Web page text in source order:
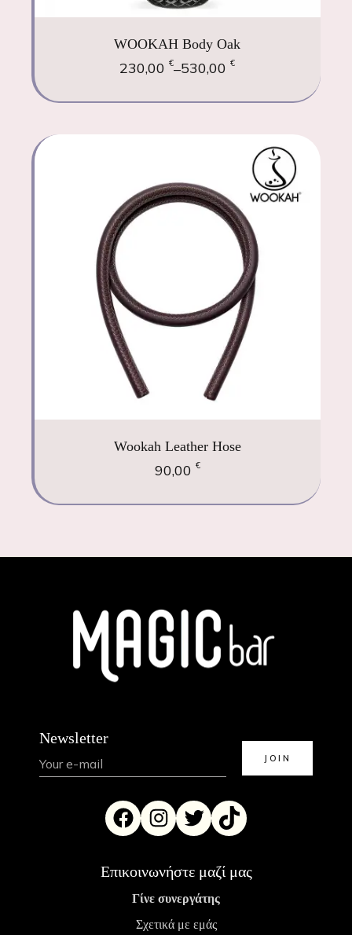
WOOKAH Body Oak
230,00€–530,00€
Wookah Leather Hose
90,00 €
Newsletter
Επικοινωνήστε μαζί μας
Γίνε συνεργάτης
Σχετικά με εμάς